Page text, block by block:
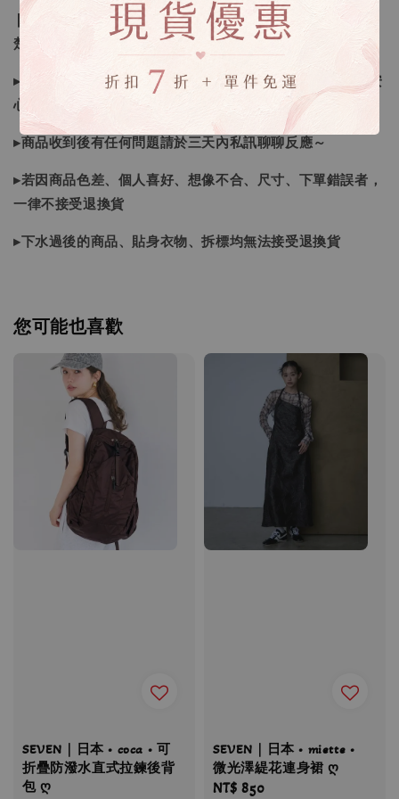
❙ 本賣場不接受下標後要求取消訂單（下標前請三思與看清
楚）❙
▸商品皆由日本、韓國門市、官網購入，皆為正品，您可以安
心購買唷
▸商品收到後有任何問題請於三天內私訊聊聊反應～
▸若因商品色差、個人喜好、想像不合、尺寸、下單錯誤者，
一律不接受退換貨
▸下水過後的商品、貼身衣物、拆標均無法接受退換貨
您可能也喜歡
SEVEN｜日本 • coca • 可
折疊防潑水直式拉鍊後背
包 ღ
SEVEN｜日本 • miette •
微光澤緹花連身裙 ღ
Regular
NT$ 850